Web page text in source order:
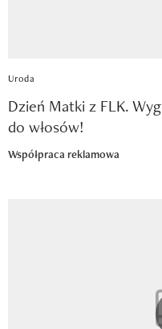
Uroda
Dzień Matki z FLK.
do włosów!
Współpraca reklamowa